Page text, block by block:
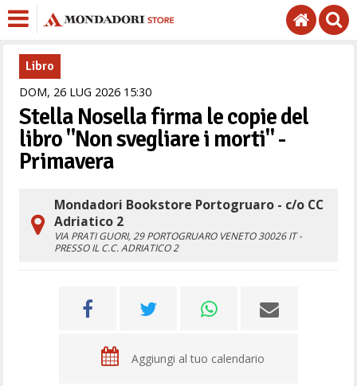
Libro
DOM, 26 LUG 2026 1530
Stella Nosella firma le copie del
libro "Non svegliare i morti" -
Primavera
Mondadori Bookstore Portogruaro - c/o CC
Adriatico 2
VIA PRATI GUORI, 29PORTOGRUARO VENETO30026 IT -
PRESSO IL C.C. ADRIATICO 2
Aggiungi al tuo calendario